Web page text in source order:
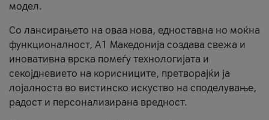
модел.
Со лансирањето на оваа нова, едноставна но моќна
функционалност, А1 Македонија создава свежа и
иновативна врска помеѓу технологијата и
секојдневието на корисниците, претворајќи ја
лојалноста во вистинско искуство на споделување,
радост и персонализирана вредност.